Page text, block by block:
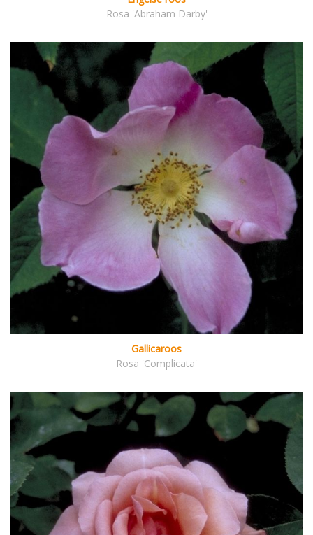
Rosa 'Abraham Darby'
Gallicaroos
Rosa 'Complicata'